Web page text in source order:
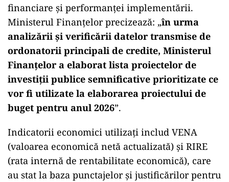
financiare și performanței implementării.
Ministerul Finanțelor precizează: „în urma
analizării și verificării datelor transmise de
ordonatorii principali de credite, Ministerul
Finanțelor a elaborat lista proiectelor de
investiții publice semnificative prioritizate ce
vor fi utilizate la elaborarea proiectului de
buget pentru anul 2026”.
Indicatorii economici utilizați includ VENA
(valoarea economică netă actualizată) și RIRE
(rata internă de rentabilitate economică), care
au stat la baza punctajelor și justificărilor pentru